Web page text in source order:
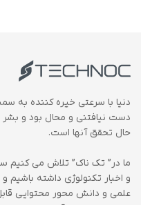
دنیا با سرعتی خیره کننده به
دست نیافتنی و محال بود و بشر
حال تحقق آنها است.
ما در” تک ناک” تلاش می کنیم
و اخبار تکنولوژی داشته باشیم
علمی و دانش محور محتوایی قابل